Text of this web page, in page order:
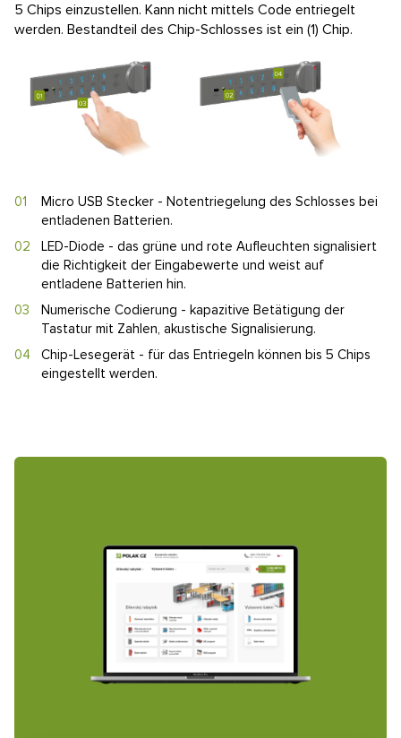
5 Chips einzustellen. Kann nicht mittels Code entriegelt
werden. Bestandteil des Chip-Schlosses ist ein (1) Chip.
Micro USB Stecker - Notentriegelung des Schlosses bei
entladenen Batterien.
LED-Diode - das grüne und rote Aufleuchten signalisiert
die Richtigkeit der Eingabewerte und weist auf
entladene Batterien hin.
Numerische Codierung - kapazitive Betätigung der
Tastatur mit Zahlen, akustische Signalisierung.
Chip-Lesegerät - für das Entriegeln können bis 5 Chips
eingestellt werden.